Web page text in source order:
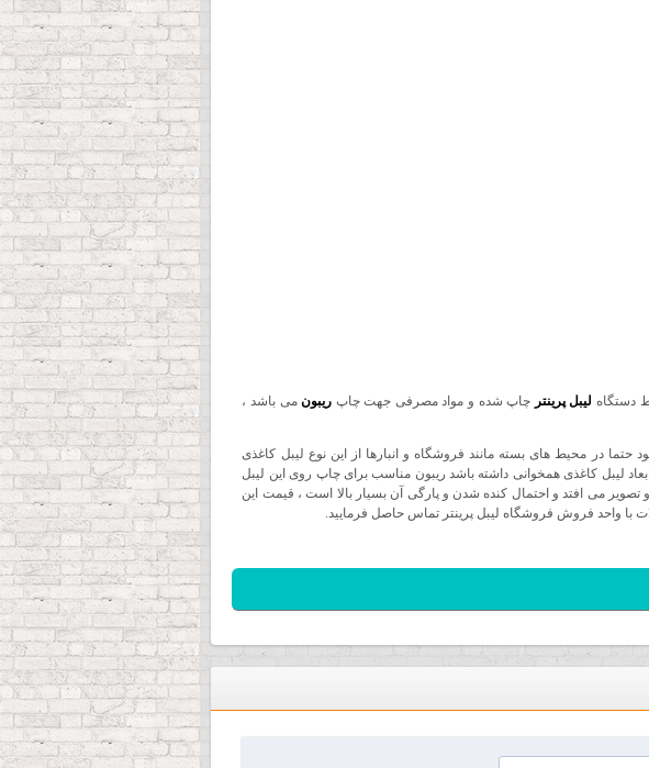
لیبل پرینتر چاپ شده و مواد مصرفی جهت چاپ ریبونمی باشد ،
حتما در محیط های بسته مانند فروشگاه و انبارها از این نوع لیبل کاغذی
لیبل کاغذی همخوانی داشته باشد ریبون مناسب برای چاپ روی این لیبل
می افتد و احتمال کنده شدن و پارگی آن بسیار بالا است ، قیمت این
واحد فروش فروشگاه لیبل پرینتر تماس حاصل فرمایید.